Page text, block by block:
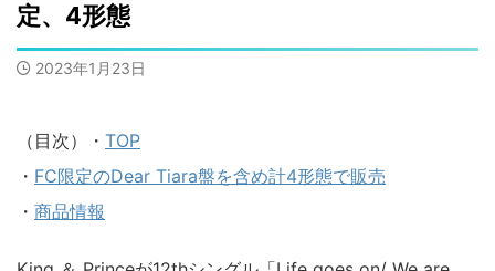
定、4形態
2023年1月23日
（目次）・ TOP
・ FC限定のDear Tiara盤を含め計4形態で販売
・ 商品情報